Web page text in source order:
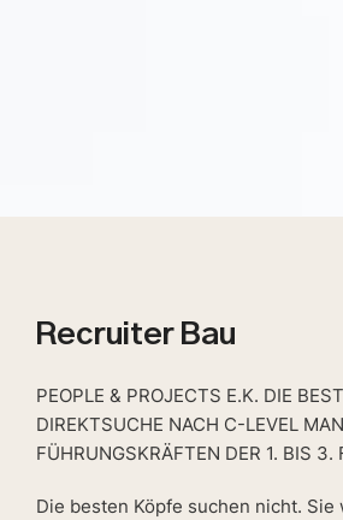
Recruiter Bau
PEOPLE & PROJECTS E.K. DIE
DIREKTSUCHE NACH C-LEVEL
FÜHRUNGSKRÄFTEN DER 1. BIS 3.
Die besten Köpfe suchen nicht.